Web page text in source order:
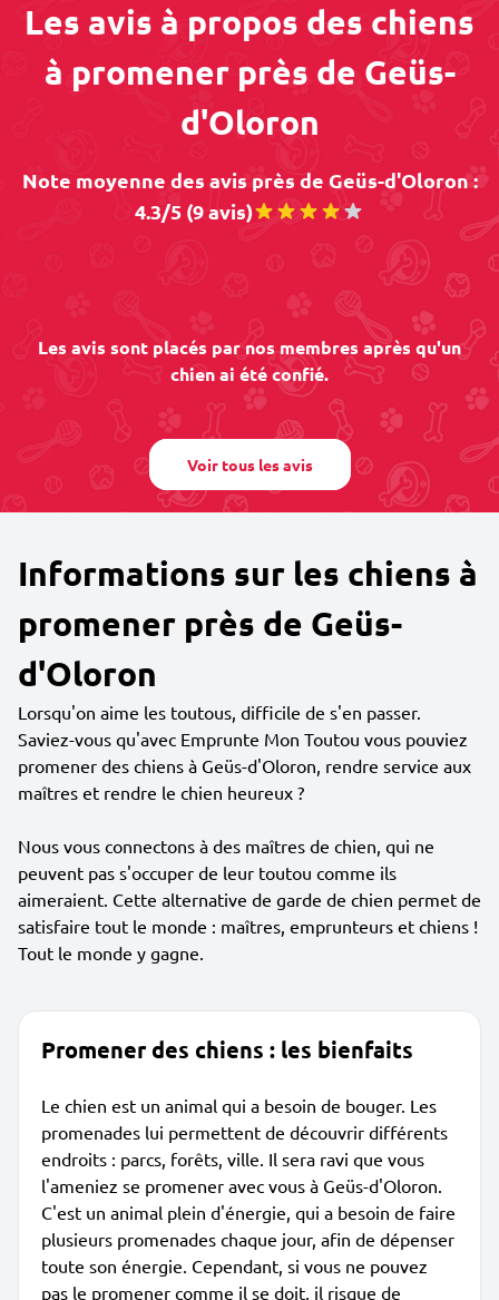
Les avis à propos des chiens
à promener près de Geüs-
d'Oloron
Note moyenne des avis près de Geüs-d'Oloron :
4.3/5 (9 avis)
Les avis sont placés par nos membres après qu'un
chien ai été confié.
Voir tous les avis
Informations sur les chiens à
promener près de Geüs-
d'Oloron
Lorsqu'on aime les toutous, difficile de s'en passer.
Saviez-vous qu'avec Emprunte Mon Toutou vous pouviez
promener des chiens à Geüs-d'Oloron, rendre service aux
maîtres et rendre le chien heureux ?
Nous vous connectons à des maîtres de chien, qui ne
peuvent pas s'occuper de leur toutou comme ils
aimeraient. Cette alternative de garde de chien permet de
satisfaire tout le monde : maîtres, emprunteurs et chiens !
Tout le monde y gagne.
Promener des chiens : les bienfaits
Le chien est un animal qui a besoin de bouger. Les
promenades lui permettent de découvrir différents
endroits : parcs, forêts, ville. Il sera ravi que vous
l'ameniez se promener avec vous à Geüs-d'Oloron.
C'est un animal plein d'énergie, qui a besoin de faire
plusieurs promenades chaque jour, afin de dépenser
toute son énergie. Cependant, si vous ne pouvez
pas le promener comme il se doit, il risque de